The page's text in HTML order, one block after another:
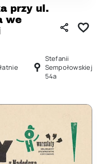
przy ul.
we
Stefanii
Sempołowskiej
54a